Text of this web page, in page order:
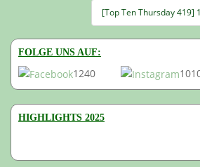
[Top Ten Thursday 419]
FOLGE UNS AUF:
1240
HIGHLIGHTS 2025